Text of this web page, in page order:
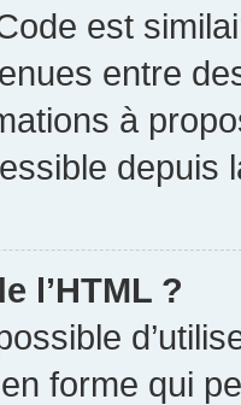
est
entre
à
depuis
l’HTML ?
forme qui